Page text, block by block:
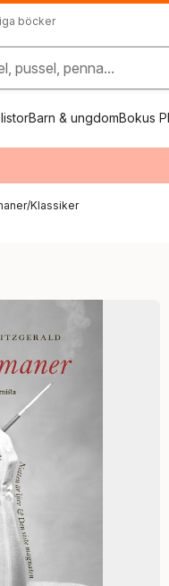
böcker
pussel, penna...
Barn & ungdomBokus
Klassiker